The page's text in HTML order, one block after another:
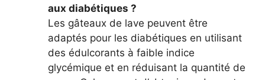
aux diabétiques ?
Les gâteaux de lave peuvent être
adaptés pour les diabétiques en utilisant
des édulcorants à faible indice
glycémique et en réduisant la quantité de